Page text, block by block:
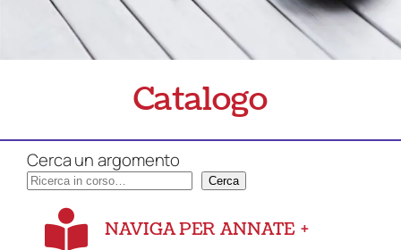
Catalogo
Cerca un argomento
Cerca
NAVIGA PER ANNATE +